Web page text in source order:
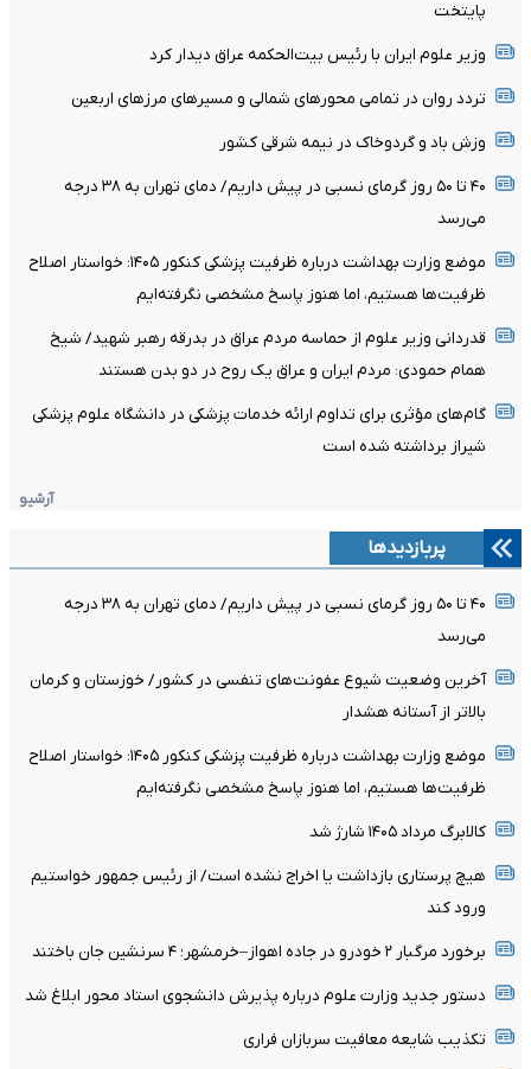
پایتخت
وزیر علوم ایران با رئیس بیت‌الحکمه عراق دیدار کرد
تردد روان در تمامی محورهای شمالی و مسیرهای مرزهای اربعین
وزش باد و گردوخاک در نیمه شرقی کشور
۴۰ تا ۵۰ روز گرمای نسبی در پیش داریم/ دمای تهران به ۳۸ درجه
می‌رسد
موضع وزارت بهداشت درباره ظرفیت پزشکی کنکور ۱۴۰۵: خواستار اصلاح
ظرفیت‌ها هستیم، اما هنوز پاسخ مشخصی نگرفته‌ایم
قدردانی وزیر علوم از حماسه مردم عراق در بدرقه رهبر شهید/ شیخ
همام حمودی: مردم ایران و عراق یک روح در دو بدن هستند
گام‌های مؤثری برای تداوم ارائه خدمات پزشکی در دانشگاه علوم پزشکی
شیراز برداشته شده است
آرشیو
پربازدیدها
۴۰ تا ۵۰ روز گرمای نسبی در پیش داریم/ دمای تهران به ۳۸ درجه
می‌رسد
آخرین وضعیت شیوع عفونت‌های تنفسی در کشور/ خوزستان و کرمان
بالاتر از آستانه هشدار
موضع وزارت بهداشت درباره ظرفیت پزشکی کنکور ۱۴۰۵: خواستار اصلاح
ظرفیت‌ها هستیم، اما هنوز پاسخ مشخصی نگرفته‌ایم
کالابرگ مرداد ۱۴۰۵ شارژ شد
هیچ پرستاری بازداشت یا اخراج نشده است/ از رئیس جمهور خواستیم
ورود کند
برخورد مرگبار ۲ خودرو در جاده اهواز–خرمشهر؛ ۴ سرنشین جان باختند
دستور جدید وزارت علوم درباره پذیرش دانشجوی استاد محور ابلاغ شد
تکذیب شایعه معافیت سربازان فراری